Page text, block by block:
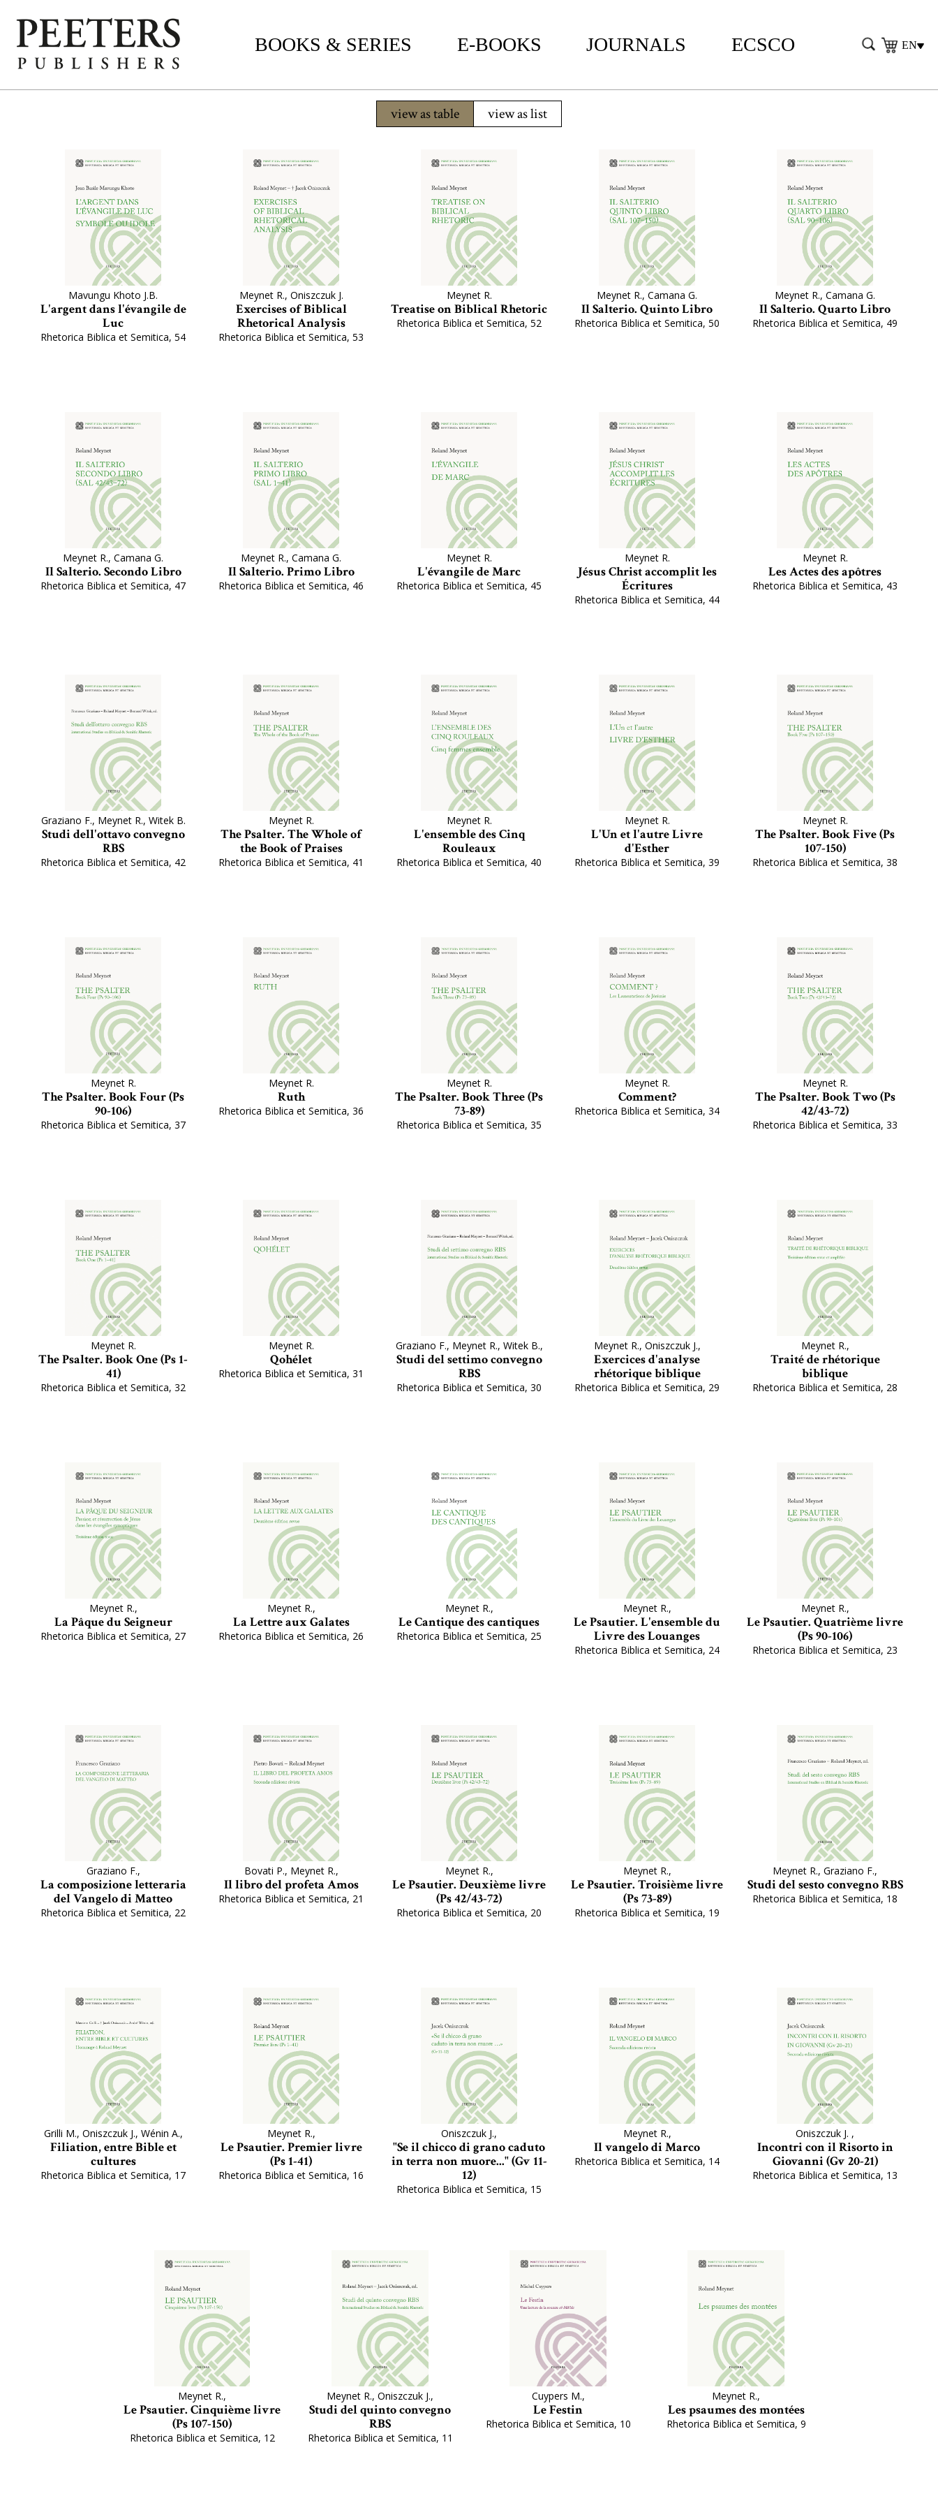
BOOKS & SERIES E-BOOKS JOURNALS ECSCO EN
view as table view as list
Mavungu Khoto J.B.
L'argent dans l'évangile de
Luc
Rhetorica Biblica et Semitica, 54
Meynet R., Oniszczuk J.
Exercises of Biblical
Rhetorical Analysis
Rhetorica Biblica et Semitica, 53
Meynet R.
Treatise on Biblical Rhetoric
Rhetorica Biblica et Semitica, 52
Meynet R., Camana G.
Il Salterio. Quinto Libro
Rhetorica Biblica et Semitica, 50
Meynet R., Camana G.
Il Salterio. Quarto Libro
Rhetorica Biblica et Semitica, 49
Meynet R., Camana G.
Il Salterio. Secondo Libro
Rhetorica Biblica et Semitica, 47
Meynet R., Camana G.
Il Salterio. Primo Libro
Rhetorica Biblica et Semitica, 46
Meynet R.
L'évangile de Marc
Rhetorica Biblica et Semitica, 45
Meynet R.
Jésus Christ accomplit les
Écritures
Rhetorica Biblica et Semitica, 44
Meynet R.
Les Actes des apôtres
Rhetorica Biblica et Semitica, 43
Graziano F., Meynet R., Witek B.
Studi dell'ottavo convegno
RBS
Rhetorica Biblica et Semitica, 42
Meynet R.
The Psalter. The Whole of
the Book of Praises
Rhetorica Biblica et Semitica, 41
Meynet R.
L'ensemble des Cinq
Rouleaux
Rhetorica Biblica et Semitica, 40
Meynet R.
L'Un et l'autre Livre
d'Esther
Rhetorica Biblica et Semitica, 39
Meynet R.
The Psalter. Book Five (Ps
107-150)
Rhetorica Biblica et Semitica, 38
Meynet R.
The Psalter. Book Four (Ps
90-106)
Rhetorica Biblica et Semitica, 37
Meynet R.
Ruth
Rhetorica Biblica et Semitica, 36
Meynet R.
The Psalter. Book Three (Ps
73-89)
Rhetorica Biblica et Semitica, 35
Meynet R.
Comment?
Rhetorica Biblica et Semitica, 34
Meynet R.
The Psalter. Book Two (Ps
42/43-72)
Rhetorica Biblica et Semitica, 33
Meynet R.
The Psalter. Book One (Ps 1-
41)
Rhetorica Biblica et Semitica, 32
Meynet R.
Qohélet
Rhetorica Biblica et Semitica, 31
Graziano F., Meynet R., Witek B.,
Studi del settimo convegno
RBS
Rhetorica Biblica et Semitica, 30
Meynet R., Oniszczuk J.,
Exercices d'analyse
rhétorique biblique
Rhetorica Biblica et Semitica, 29
Meynet R.,
Traité de rhétorique
biblique
Rhetorica Biblica et Semitica, 28
Meynet R.,
La Pâque du Seigneur
Rhetorica Biblica et Semitica, 27
Meynet R.,
La Lettre aux Galates
Rhetorica Biblica et Semitica, 26
Meynet R.,
Le Cantique des cantiques
Rhetorica Biblica et Semitica, 25
Meynet R.,
Le Psautier. L'ensemble du
Livre des Louanges
Rhetorica Biblica et Semitica, 24
Meynet R.,
Le Psautier. Quatrième livre
(Ps 90-106)
Rhetorica Biblica et Semitica, 23
Graziano F.,
La composizione letteraria
del Vangelo di Matteo
Rhetorica Biblica et Semitica, 22
Bovati P., Meynet R.,
Il libro del profeta Amos
Rhetorica Biblica et Semitica, 21
Meynet R.,
Le Psautier. Deuxième livre
(Ps 42/43-72)
Rhetorica Biblica et Semitica, 20
Meynet R.,
Le Psautier. Troisième livre
(Ps 73-89)
Rhetorica Biblica et Semitica, 19
Meynet R., Graziano F.,
Studi del sesto convegno RBS
Rhetorica Biblica et Semitica, 18
Grilli M., Oniszczuk J., Wénin A.,
Filiation, entre Bible et
cultures
Rhetorica Biblica et Semitica, 17
Meynet R.,
Le Psautier. Premier livre
(Ps 1-41)
Rhetorica Biblica et Semitica, 16
Oniszczuk J.,
"Se il chicco di grano caduto
in terra non muore..." (Gv 11-
12)
Rhetorica Biblica et Semitica, 15
Meynet R.,
Il vangelo di Marco
Rhetorica Biblica et Semitica, 14
Oniszczuk J. ,
Incontri con il Risorto in
Giovanni (Gv 20-21)
Rhetorica Biblica et Semitica, 13
Meynet R.,
Le Psautier. Cinquième livre
(Ps 107-150)
Rhetorica Biblica et Semitica, 12
Meynet R., Oniszczuk J.,
Studi del quinto convegno
RBS
Rhetorica Biblica et Semitica, 11
Cuypers M.,
Le Festin
Rhetorica Biblica et Semitica, 10
Meynet R.,
Les psaumes des montées
Rhetorica Biblica et Semitica, 9